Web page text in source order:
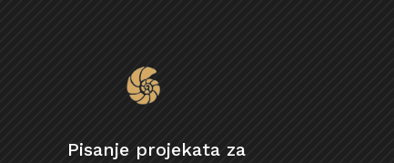
Pisanje projekata za